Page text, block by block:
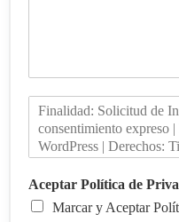
Aceptar Política de
Marcar y Aceptar